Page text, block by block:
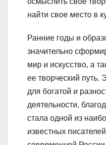
найти свое место в
Ранние годы и
значительно
мир и искусство, а
ее творческий путь.
для богатой и
деятельности,
стала одной из
известных